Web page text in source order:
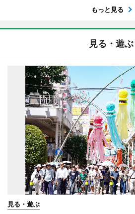
もっと見る
見る・遊ぶ
見る・遊ぶ